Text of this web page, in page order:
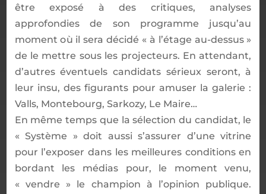
être exposé à
des critiques, analyses
approfondies de son programme jusqu’au
moment où il sera décidé « à l’étage au-dessus»
de le mettre sous les projecteurs. En attendant,
d’autreséventuels candidats sérieux seront,à
leur insu, des figurants pour amuser la galerie :
Valls, Montebourg, Sarkozy, Le Maire…
En même temps que la sélection du candidat, le
«Système » doit aussi s’assurer d’une vitrine
pour l’exposer dans les meilleures conditions en
bordant les médias pour, le moment venu,
« vendre » le champion à l’opinion publique.